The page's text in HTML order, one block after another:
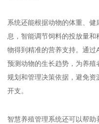
系统还能根据动物的体重、健
息，智能调节饲料的投放量和
物得到精准的营养支持。通过
预测动物的生长趋势，为养殖
规划和管理决策依据，避免资
开支。
智慧养殖管理系统还可以帮助